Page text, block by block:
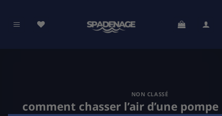
contenu
NON CLASSÉ
comment chasser l’air d’une